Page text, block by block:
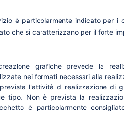
è particolarmente indicato per i
che si caratterizzano per il forte
grafiche prevede la
nei formati necessari alla
l'attività di realizzazione di
tipo. Non è prevista la
è particolarmente